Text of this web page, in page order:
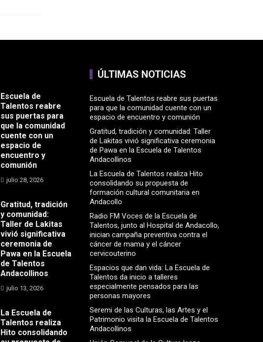
Escuela de
Talentos reabre
sus puertas para
que la comunidad
cuente con un
espacio de
encuentro y
comunión
julio 28, 2026
Gratitud, tradición
y comunidad:
Taller de Lakitas
vivió significativa
ceremonia de
Pawa en la Escuela
de Talentos
Andacollinos
julio 13, 2026
La Escuela de
Talentos realiza
Hito consolidando
ÚLTIMAS NOTICIAS
Escuela de Talentos reabre sus puertas
para que la comunidad cuente con un
espacio de encuentro y comunión
Gratitud, tradición y comunidad: Taller
de Lakitas vivió significativa ceremonia
de Pawa en la Escuela de Talentos
Andacollinos
La Escuela de Talentos realiza Hito
consolidando su propuesta de
formación cultural comunitaria en
Andacollo
Radio FM Voces de la Escuela de
Talentos, junto al Hospital de Andacollo,
inician campaña preventiva contra el
cáncer de mama y el cáncer
cervicouterino
Espacios que dan vida: La Escuela de
Talentos da inicio a talleres
especialmente pensados para las
personas mayores
Seremi de las Culturas, las Artes y el
Patrimonio visita la Escuela de Talentos
Andacollinos